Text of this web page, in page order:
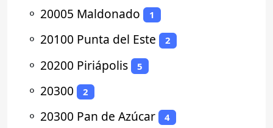
⚬ 20005 Maldonado 1
⚬ 20100 Punta del Este 2
⚬ 20200 Piriápolis 5
⚬ 20300 2
⚬ 20300 Pan de Azúcar 4